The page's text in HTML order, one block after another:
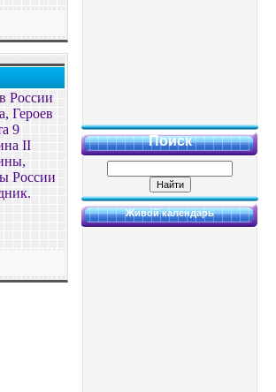
России
Героев
9
II
России
Поиск
Живой календарь